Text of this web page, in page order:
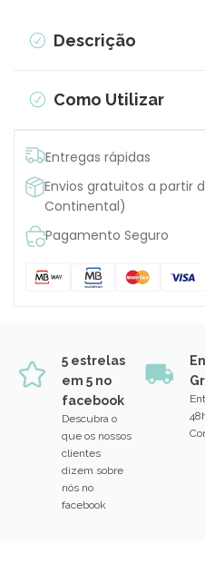
Descrição
Como Utilizar
Entregas rápidas
Envios gratuitos a partir
Continental)
Pagamento Seguro
5 estrelas
em 5 no
facebook
Descubra o
que os nossos
clientes
dizem sobre
nós no
facebook